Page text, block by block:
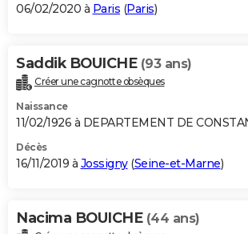
06/02/2020 à Paris (Paris)
Saddik BOUICHE (93 ans)
Créer une cagnotte obsèques
Naissance
11/02/1926 à DEPARTEMENT DE
Décès
16/11/2019 à Jossigny(Seine-et-Marne)
Nacima BOUICHE (44 ans)